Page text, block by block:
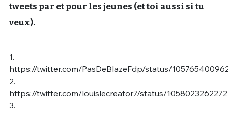
tweets par et pour les jeunes (et toi aussi si tu
veux).
1.
https://twitter.com/PasDeBlazeFdp/status/
2.
https://twitter.com/louislecreator7/status/
3.